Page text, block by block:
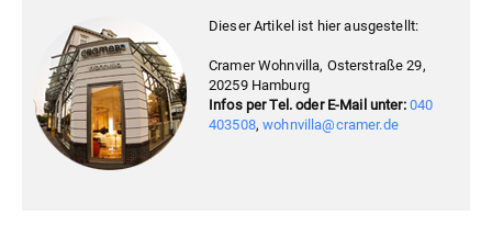
Dieser Artikel ist hier ausgestellt:
Cramer Wohnvilla, Osterstraße 29,
20259 Hamburg
Infos per Tel. oder E-Mail unter: 040
403508,wohnvilla@cramer.de